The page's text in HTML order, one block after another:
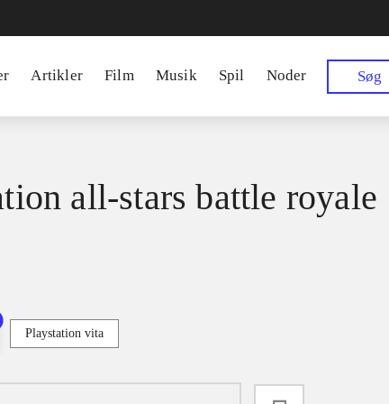
Artikler Film Musik Spil Noder Søg
all-stars battle royale
Playstation vita